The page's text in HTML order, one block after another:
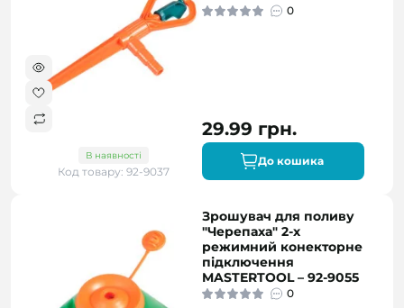
В наявності
Код товару: 92-9037
0
29.99 грн.
До кошика
Зрошувач для поливу
"Черепаха" 2-х
режимний конекторне
підключення
MASTERTOOL – 92-9055
0